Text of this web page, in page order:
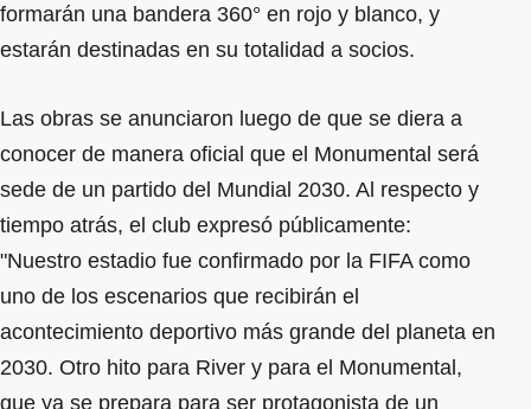
formarán una bandera 360° en rojo y blanco, y
estarán destinadas en su totalidad a socios.
Las obras se anunciaron luego de que se diera a
conocer de manera oficial que el Monumental será
sede de un partido del Mundial 2030. Al respecto y
tiempo atrás, el club expresó públicamente:
"Nuestro estadio fue confirmado por la FIFA como
uno de los escenarios que recibirán el
acontecimiento deportivo más grande del planeta en
2030. Otro hito para River y para el Monumental,
que ya se prepara para ser protagonista de un